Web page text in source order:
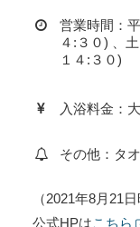
営業時間：
４:３０) 、
１４:３０)
入浴料金：
その他：タ
（2021年8月21日
公式HPはこちら